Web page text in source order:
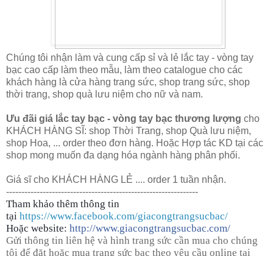
Chúng tôi nhận làm và cung cấp sỉ và lẻ lắc tay - vòng tay
bạc cao cấp làm theo mẫu, làm theo catalogue cho các
khách hàng là cửa hàng trang sức, shop trang sức, shop
thời trang, shop quà lưu niệm cho nữ và nam.
Ưu đãi giá lắc tay bạc - vòng tay bạc thương lượng cho
KHÁCH HÀNG SĨ: shop Thời Trang, shop Quà lưu niệm,
shop Hoa, ... order theo đơn hàng. Hoặc Hợp tác KD tại các
shop mong muốn đa dạng hóa ngành hàng phân phối.
Giá sĩ cho KHÁCH HÀNG LẺ .... order 1 tuần nhận.
---------------------------------------------------------------
Tham khảo thêm thông tin
tại https://www.facebook.com/giacongtrangsucbac/
Hoặc website: http://www.giacongtrangsucbac.com/
Gửi thông tin liên hệ và hình trang sức cần mua cho chúng
tôi để đặt hoặc mua trang sức bạc theo yêu cầu online tại